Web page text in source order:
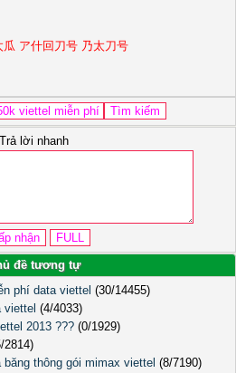
ア什回刀号 乃太刀号
Trả lời nhanh
đề tương tự
phí data viettel (30/14455)
viettel (4/4033)
2013 ??? (0/1929)
2814)
thông gói mimax viettel (8/7190)